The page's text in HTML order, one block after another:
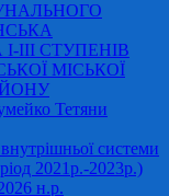
СТУПЕНІВ
МІСЬКОЇ
Тетяни
системи
2021р.-2023р.)
н.р.